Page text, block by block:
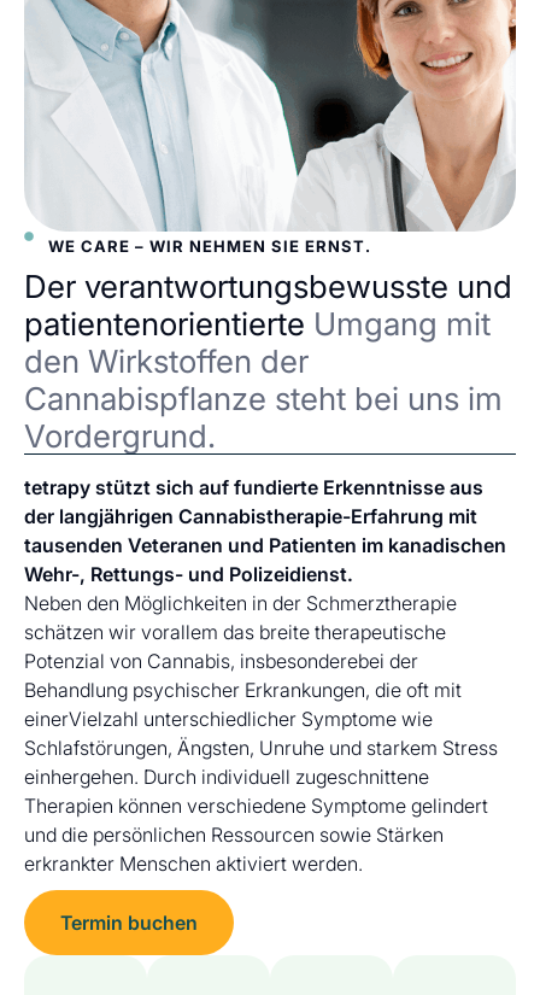
WE CARE – WIR NEHMEN SIE ERNST.
Der verantwortungsbewusste und
patientenorientierte Umgang mit
den Wirkstoffen der
Cannabispflanze steht bei uns im
Vordergrund.
tetrapy stützt sich auf fundierte Erkenntnisse aus
der langjährigen Cannabistherapie-Erfahrung mit
tausenden Veteranen und Patienten im kanadischen
Wehr-, Rettungs- und Polizeidienst.
Neben den Möglichkeiten in der Schmerztherapie
schätzen wir vorallem das breite therapeutische
Potenzial von Cannabis, insbesonderebei der
Behandlung psychischer Erkrankungen, die oft mit
einerVielzahl unterschiedlicher Symptome wie
Schlafstörungen, Ängsten, Unruhe und starkem Stress
einhergehen. Durch individuell zugeschnittene
Therapien können verschiedene Symptome gelindert
und die persönlichen Ressourcen sowie Stärken
erkrankter Menschen aktiviert werden.
Termin buchen